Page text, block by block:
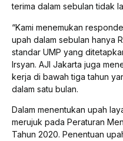
terima dalam sebulan tidak
“Kami menemukan
upah dalam sebulan hanya
standar UMP yang
Irsyan. AJI Jakarta juga
kerja di bawah tiga tahun
dalam satu bulan.
Dalam menentukan upah
merujuk pada Peraturan
Tahun 2020. Penentuan